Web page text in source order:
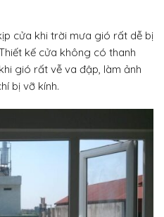
cửa khi trời mưa gió rất dễ bị
kế cửa không có thanh
gió rất vễ va đập, làm ảnh
bị vỡ kính.